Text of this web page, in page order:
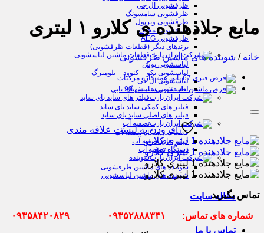
ظرفشویی ال جی
ظرفشویی سامسونگ
ظرفشویی ویرپول
ظرفشویی مجیک
ظرفشویی AEG
برندهای دیگر (قطعات ظرفشویی)
قطعات ماشین لباسشویی
لباسشویی بوش
لباسشویی بکو – کنوود – بلومبرگ
لباسشویی ال جی
لباسشویی سامسونگ
فیلتر های ساید بای ساید
فیلتر های کمکی ساید بای ساید
فیلتر های اصلی ساید بای ساید
تصفیه آب
قطعات دستگاه تصفیه آب
فیلتر های تصفیه آب
دستگاه تصفیه آب
شوینده
شوینده های ماشین ظرفشویی
شوینده های ماشین لباسشویی
مقاله سایت
تماس با ما
مایع جلادهنده ی کلارو ۱ لیتری
خانه / شوینده های ماشین ظرفشویی
افزودن به لیست علاقه مندی
تماس بگیرید
شماره های تماس: ۰۹۳۵۲۸۸۸۳۴۱ ۰۹۳۵۸۴۲۰۸۲۹